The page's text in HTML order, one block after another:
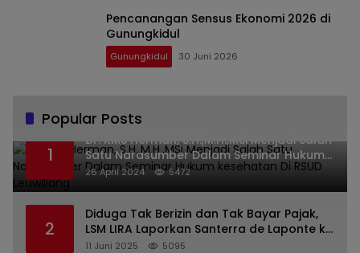
Pencanangan Sensus Ekonomi 2026 di
Gunungkidul
Gunungkidul 30 Juni 2026
Popular Posts
1
Dr. KMS Herman, S.H.,M.H.,MSi Menjadi Salah
Satu Narasumber Dalam Seminar Hukum
kesehatan Di RSUD Leuwiliang
26 April 2024 5472
2
Diduga Tak Berizin dan Tak Bayar Pajak,
LSM LIRA Laporkan Santerra de Laponte ke
Kejaksaan Kota Batu
11 Juni 2025 5095